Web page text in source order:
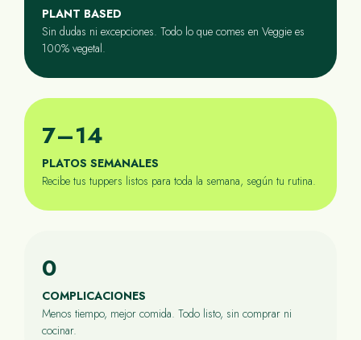
PLANT BASED
Sin dudas ni excepciones. Todo lo que comes en Veggie es
100% vegetal.
7–14
PLATOS SEMANALES
Recibe tus tuppers listos para toda la semana, según tu rutina.
0
COMPLICACIONES
Menos tiempo, mejor comida. Todo listo, sin comprar ni
cocinar.